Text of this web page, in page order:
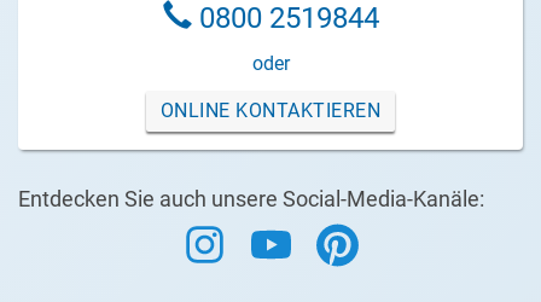
0800 2519844
oder
ONLINE KONTAKTIEREN
Entdecken Sie auch unsere Social-Media-Kanäle: